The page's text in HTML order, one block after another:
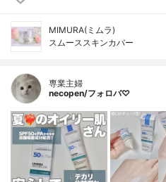
MIMURA(ミムラ)
スムーススキンカバー
専業主婦
necopen/フォロバ♡